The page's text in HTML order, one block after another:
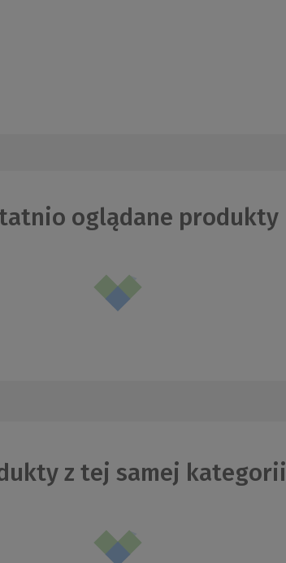
oglądane produkty
z tej samej kategorii